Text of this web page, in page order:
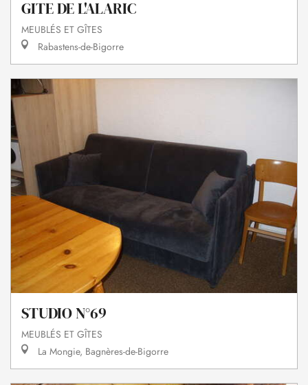
GITE DE L'ALARIC
MEUBLÉS ET GÎTES
Rabastens-de-Bigorre
STUDIO N°69
MEUBLÉS ET GÎTES
La Mongie, Bagnères-de-Bigorre